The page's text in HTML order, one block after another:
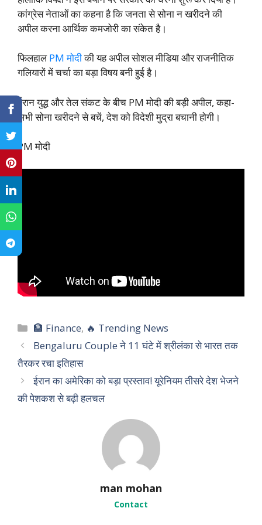
कांग्रेस नेताओं का कहना है कि जनता से सोना न खरीदने की
अपील करना आर्थिक कमजोरी का संकेत है।
फिलहालPM मोदीकी यह अपील सोशल मीडिया और राजनीतिक
गलियारों में चर्चा का बड़ा विषय बनी हुई है।
ईरान युद्ध और तेल संकट के बीच PM मोदी की बड़ी अपील, कहा-
अभी सोना खरीदने से बचें, देश को विदेशी मुद्रा बचानी होगी।
PM मोदी
C
a
e
g
o
🏦 Finance, 🔥 Trending News
Bengaluru Couple ने 11 घंटे में श्रीलंका से भारत तक
तैरकर रचा इतिहास
ईरान का अमेरिका को बड़ा प्रस्ताव! यूरेनियम तीसरे देश भेजने
की पेशकश से बढ़ी हलचल
man mohan
Contact